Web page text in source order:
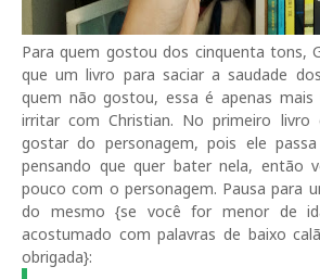
Para quem gostou dos cinquenta tons,
que um livro para saciar a saudade
quem não gostou, essa é apenas mais
irritar com Christian. No primeiro livro
gostar do personagem, pois ele
pensando que quer bater nela, então
pouco com o personagem. Pausa para
do mesmo {se você for menor de
acostumado com palavras de baixo
obrigada}: